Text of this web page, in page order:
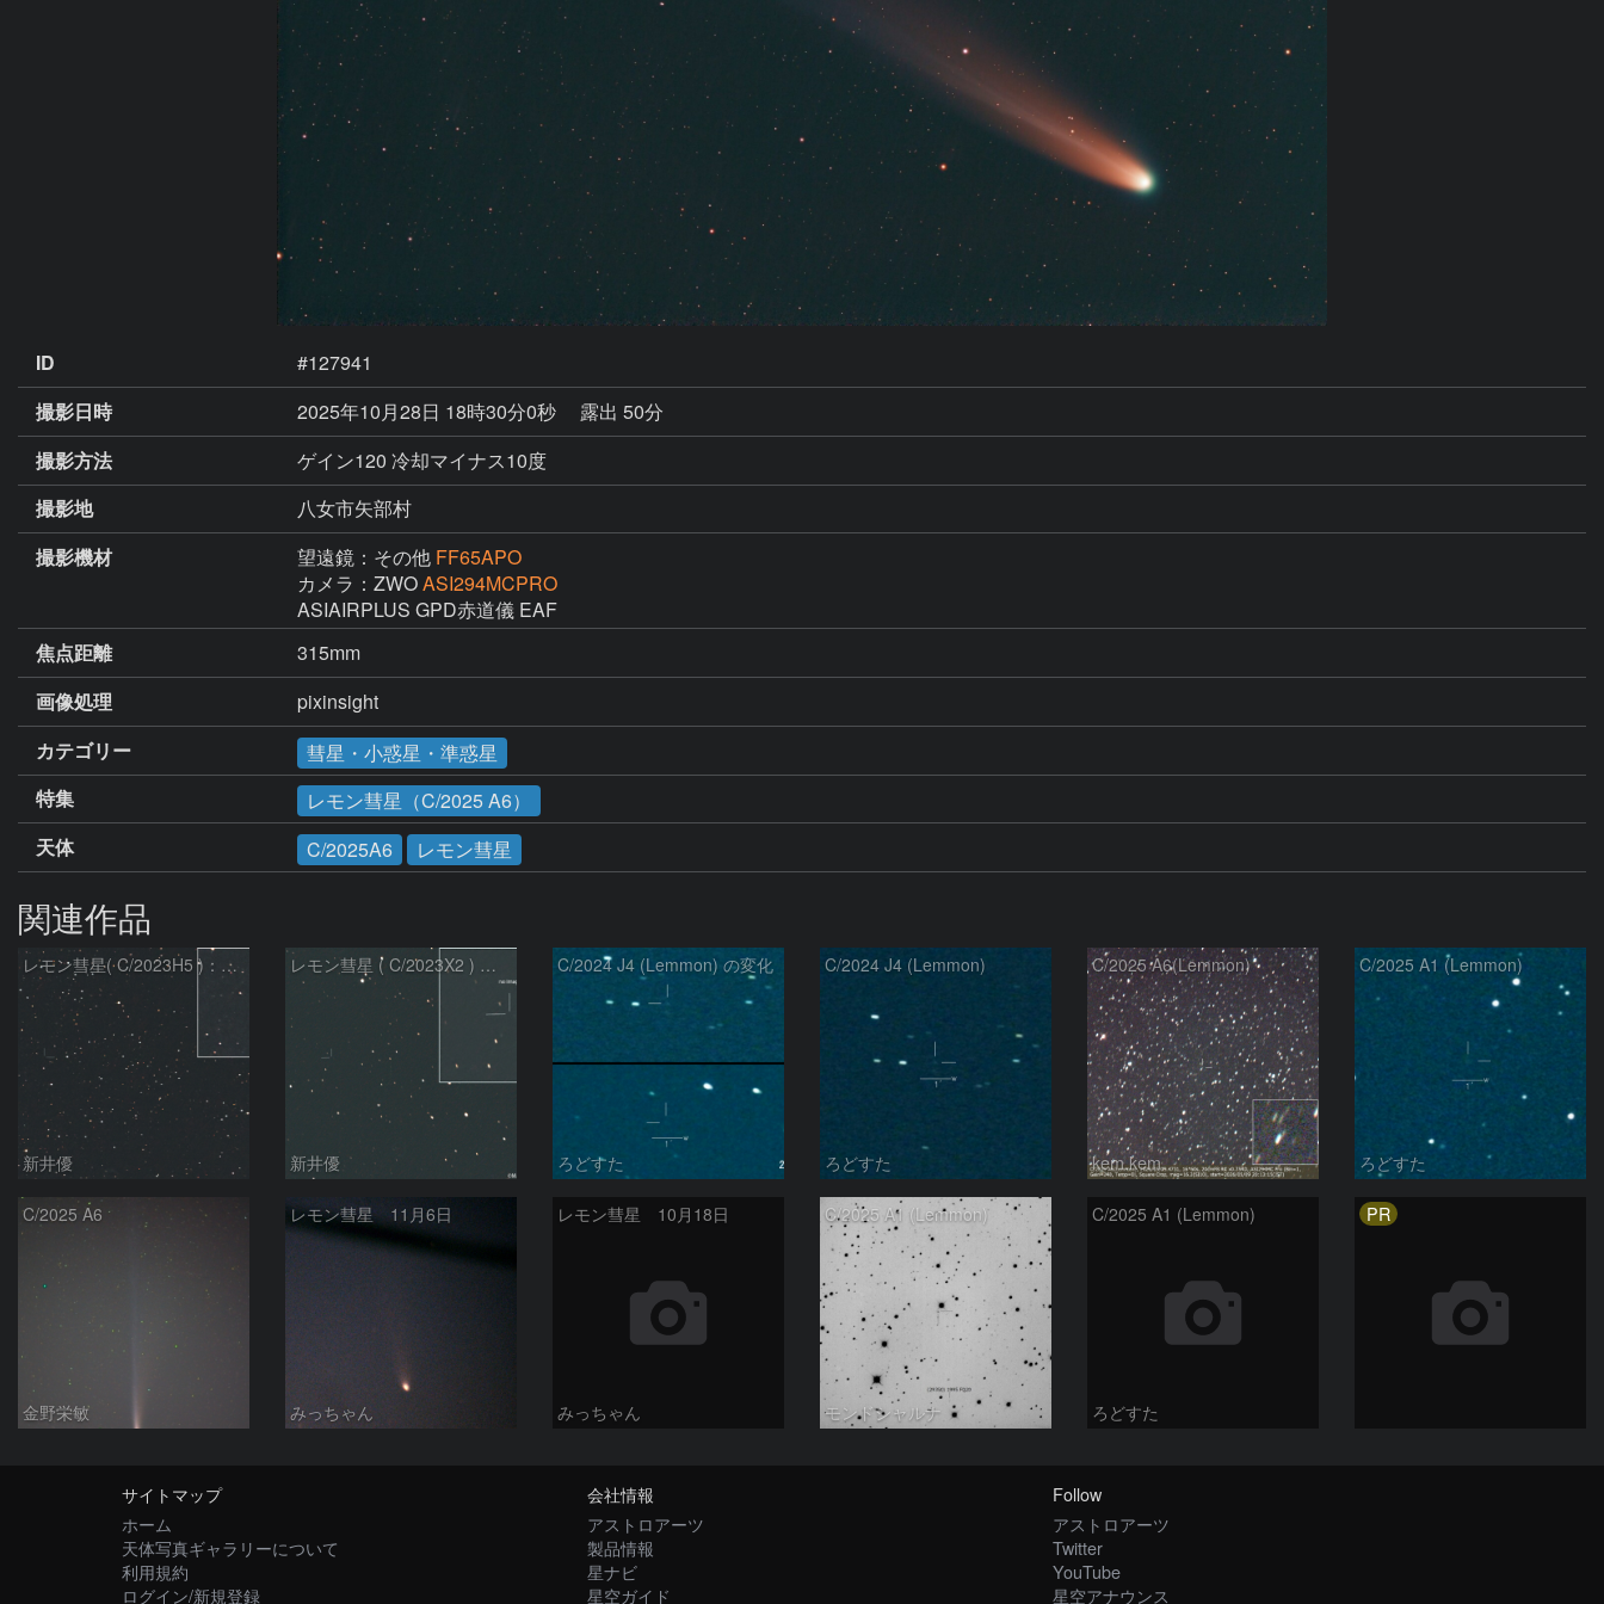
ID
#127941
撮影日時
2025年10月28日 18時30分0秒
露出 50分
撮影方法
ゲイン120 冷却マイナス10度
撮影地
八女市矢部村
撮影機材
望遠鏡：その他 FF65APO
カメラ：ZWOASI294MCPRO
ASIAIRPLUS GPD赤道儀 EAF
焦点距離
315mm
画像処理
pixinsight
カテゴリー
彗星・小惑星・準惑星
特集
レモン彗星（C/2025 A6）
天体
C/2025A6 レモン彗星
関連作品
レモン彗星( C/2023H5 )：2026/05/20
新井優
レモン彗星 ( C/2023X2 ) の予報位置：2026/05/29
新井優
C/2024 J4 (Lemmon) の変化
ろどすた
C/2024 J4 (Lemmon)
ろどすた
C/2025 A6(Lemmon)
kem.kem
C/2025 A1 (Lemmon)
ろどすた
C/2025 A6
金野栄敏
レモン彗星 11月6日
みっちゃん
レモン彗星 10月18日
みっちゃん
C/2025 A1 (Lemmon)
モンドシャルナ
C/2025 A1 (Lemmon)
ろどすた
PR
サイトマップ
ホーム
天体写真ギャラリーについて
利用規約
ログイン/新規登録
会社情報
アストロアーツ
製品情報
星ナビ
星空ガイド
Follow
アストロアーツ
Twitter
YouTube
星空アナウンス